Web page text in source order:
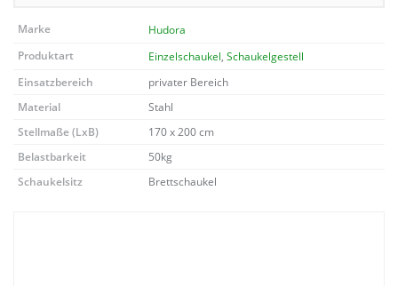
Marke
Hudora
Produktart
Einzelschaukel, Schaukelgestell
Einsatzbereich
privater Bereich
Material
Stahl
Stellmaße (LxB)
170 x 200 cm
Belastbarkeit
50kg
Schaukelsitz
Brettschaukel